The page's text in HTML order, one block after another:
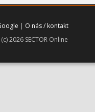
| O nás / kontakt
2026 SECTOR Online